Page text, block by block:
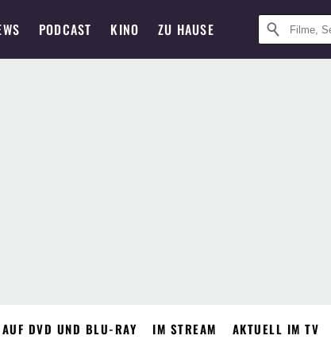
PODCAST KINO ZU HAUSE
DVD UND BLU-RAY IM STREAM AKTUELL IM TV